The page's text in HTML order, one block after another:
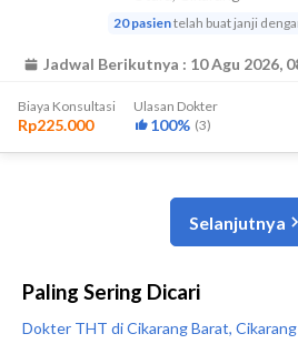
Paling Sering Dicari
Dokter THT di Cikarang Barat, Cikarang